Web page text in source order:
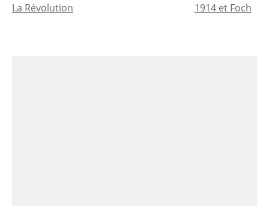
La Révolution 1914 et Foch